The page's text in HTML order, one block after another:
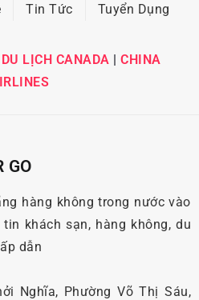
Tin Tức Tuyển Dụng
DU LỊCH CANADA | CHINA
GO
hàng không trong nước vào
khách sạn, hàng không, du
dẫn
Nghĩa, Phường Võ Thị Sáu,